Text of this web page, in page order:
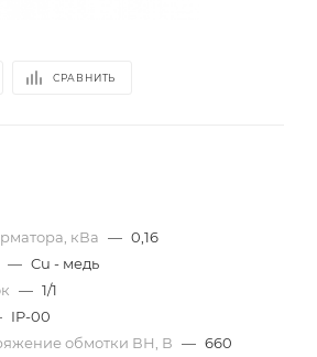
СРАВНИТЬ
кВа — 0,16
— Cu - медь
— 1/1
IP-00
обмотки ВН, В — 660